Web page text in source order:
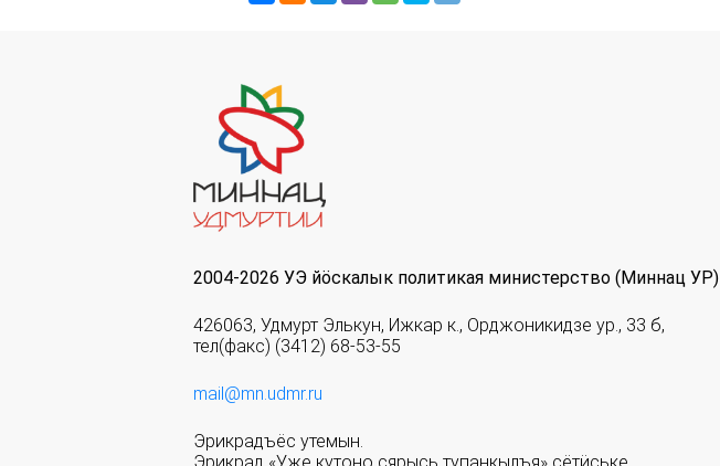
2004-2026 УЭ йöскалык политикая министерство (Миннац УР)
426063, Удмурт Элькун, Ижкар к., Орджоникидзе ур., 33 б,
тел(факс) (3412) 68-53-55
mail@mn.udmr.ru
Эрикрадъёс утемын.